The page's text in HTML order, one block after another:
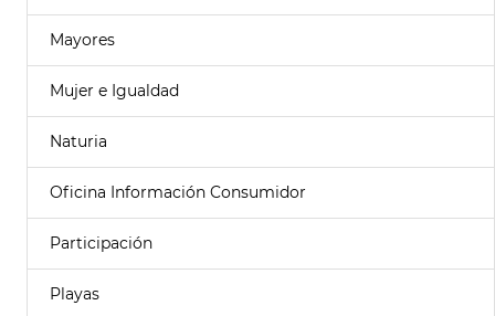
Mayores
Mujer e Igualdad
Naturia
Oficina Información Consumidor
Participación
Playas